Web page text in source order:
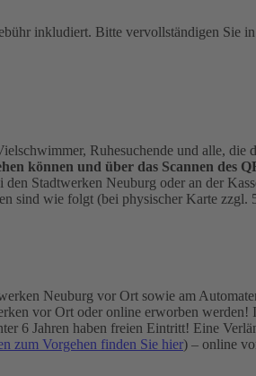
inkludiert. Bitte vervollständigen Sie
Ruhesuchende und alle, die
können und über das Scannen des
Stadtwerken Neuburg oder an der
sind wie folgt (bei physischer Karte zzgl.
Neuburg vor Ort sowie am
vor Ort oder online erworben
6 Jahren haben freien Eintritt! Eine
zum Vorgehen finden Sie hier) – online